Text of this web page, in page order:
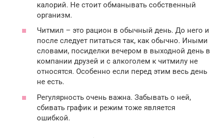
калорий. Не стоит обманывать собственный
организм.
Читмил – это рацион в обычный день. До него и
после следует питаться так, как обычно. Иными
словами, посиделки вечером в выходной день в
компании друзей и с алкоголем к читмилу не
относятся. Особенно если перед этим весь день
не есть.
Регулярность очень важна. Забывать о ней,
сбивать график и режим тоже является
ошибкой.